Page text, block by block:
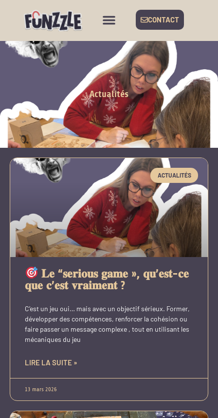
CONTACT
Actualités
ACTUALITÉS
𝐋𝐞 “𝐬𝐞𝐫𝐢𝐨𝐮𝐬 𝐠𝐚𝐦𝐞 », 𝐪𝐮’𝐞𝐬𝐭-𝐜𝐞
𝐪𝐮𝐞 𝐜’𝐞𝐬𝐭 𝐯𝐫𝐚𝐢𝐦𝐞𝐧𝐭 ?
C’est un jeu oui… mais avec un objectif sérieux. Former,
développer des compétences, renforcer la cohésion ou
faire passer un message complexe , tout en utilisant les
mécaniques du jeu
LIRE LA SUITE »
13 mars 2026